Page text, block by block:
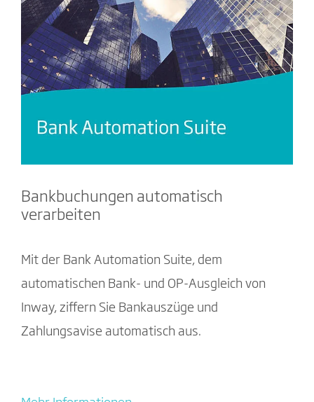
Bankbuchungen automatisch
verarbeiten
Mit der Bank Automation Suite, dem
automatischen Bank- und OP-Ausgleich von
Inway, ziffern Sie Bankauszüge und
Zahlungsavise automatisch aus.